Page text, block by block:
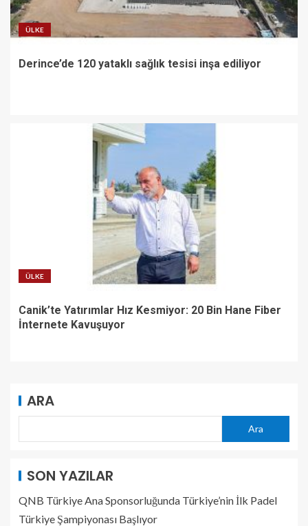
ÜLKE
Derince’de 120 yataklı sağlık tesisi inşa ediliyor
ÜLKE
Canik’te Yatırımlar Hız Kesmiyor: 20 Bin Hane Fiber
İnternete Kavuşuyor
ARA
Ara
SON YAZILAR
QNB Türkiye Ana Sponsorluğunda Türkiye’nin İlk Padel
Türkiye Şampiyonası Başlıyor